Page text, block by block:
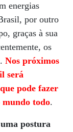
energias
por outro
graças à sua
os
Nos próximos
será
pode fazer
mundo todo.
postura